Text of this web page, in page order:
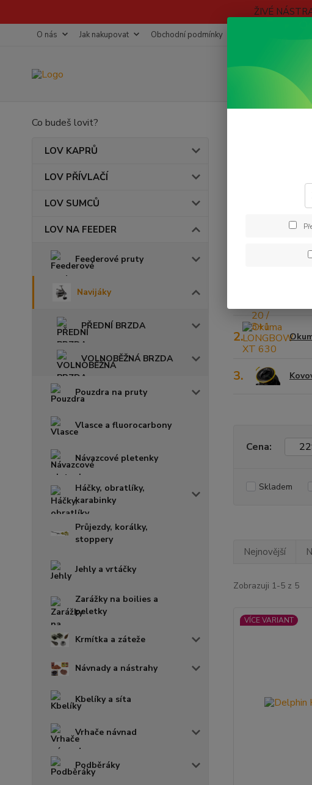
ŽIVÉ
O nás Jak nakupovat Obchodní podmínky
Co budeš lovit?
LOV KAPRŮ
LOV PŘÍVLAČÍ
LOV SUMCŮ
LOV NA FEEDER
Feederové pruty
Navijáky
PŘEDNÍ BRZDA
VOLNOBĚŽNÁ BRZDA
Pouzdra na pruty
Vlasce a fluorocarbony
Návazcové pletenky
Háčky, obratlíky,
karabinky
Průjezdy, korálky,
stoppery
Jehly a vrtáčky
Zarážky na boilies a
peletky
Krmítka a záteže
Návnady a nástrahy
Kbelíky a síta
Vrhače návnad
Podběráky
2.
3.
Cena:
Skladem
Nejnovější
Zobrazuji 1-5 z 5
VÍCE VARIANT